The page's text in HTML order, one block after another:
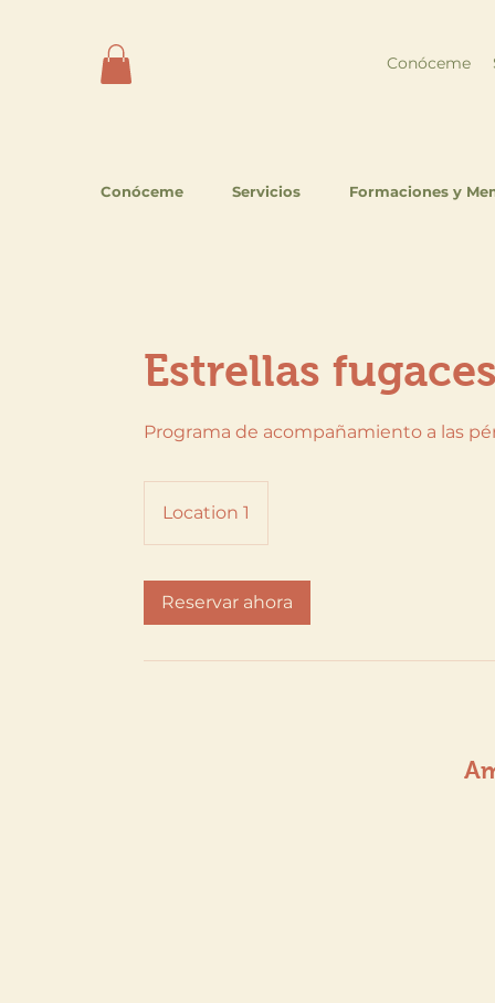
Conóceme Servicios Formaciones y
Estrellas
Programa de acompañamiento a las
Location 1
Reservar ahora
Conóceme